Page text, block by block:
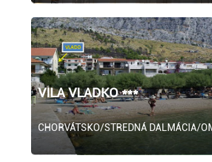
VILA VLADKO ***
CHORVÁTSKO/STREDNÁ DALMÁCIA/